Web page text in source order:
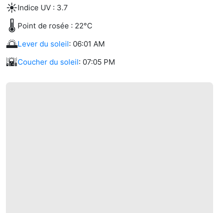
☀️Indice UV : 3.7
🌡️ Point de rosée : 22°C
🌅Lever du soleil: 06:01 AM
🌇Coucher du soleil: 07:05 PM